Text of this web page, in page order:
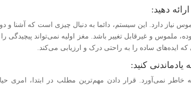
نیاز دارد. این سیستم، دائما به دنبال چیزی است که آشنا و
ملموس و غیرقابل تغییر باشد. مغز اولیه نمی‌تواند پیچیدگی را
ایده‌های ساده را به راحتی درک و ارزیابی می‌کند.
خاطر نمی‌آورد. قرار دادن مهم‌ترین مطلب در ابتدا، امری